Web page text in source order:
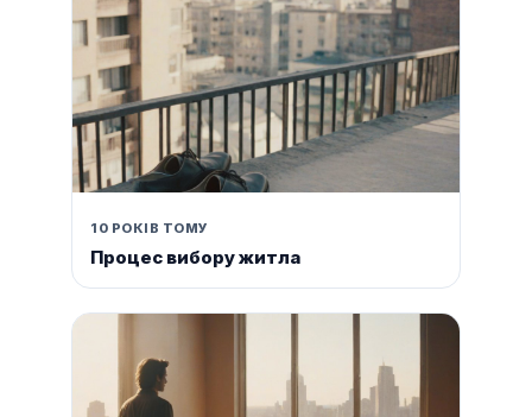
10 РОКІВ ТОМУ
Процес вибору житла